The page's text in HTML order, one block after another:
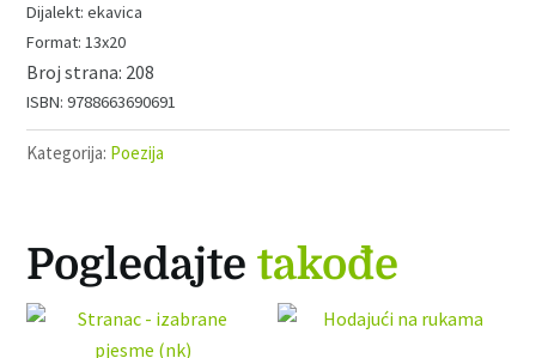
ekavica
13x20
208
9788663690691
Kategorija: Poezija
Pogledajtetakođe